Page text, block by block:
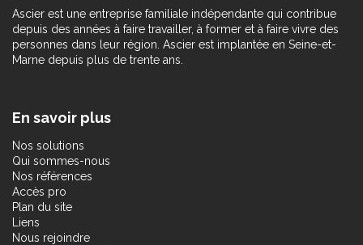
Ascier est une entreprise familiale indépendante qui contribue
depuis des années à faire travailler, à former et à faire vivre des
personnes dans leur région. Ascier est implantée en Seine-et-
Marne depuis plus de trente ans.
En savoir plus
Nos solutions
Qui sommes-nous
Nos références
Accès pro
Plan du site
Liens
Nous rejoindre